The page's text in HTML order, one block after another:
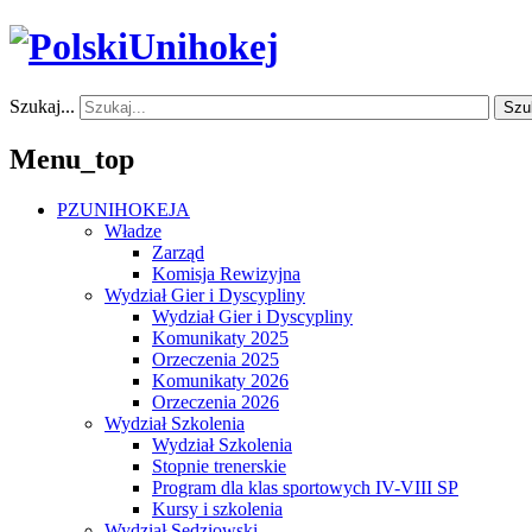
Szukaj...
Menu_top
PZUNIHOKEJA
Władze
Zarząd
Komisja Rewizyjna
Wydział Gier i Dyscypliny
Wydział Gier i Dyscypliny
Komunikaty 2025
Orzeczenia 2025
Komunikaty 2026
Orzeczenia 2026
Wydział Szkolenia
Wydział Szkolenia
Stopnie trenerskie
Program dla klas sportowych IV-VIII SP
Kursy i szkolenia